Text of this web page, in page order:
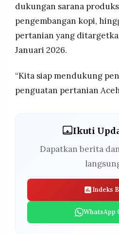
dukungan sarana
pengembangan kopi,
pertanian yang
Januari 2026.
“Kita siap mendukung
penguatan pertanian
Ikuti
Dapatkan berita
Indeks
WhatsApp